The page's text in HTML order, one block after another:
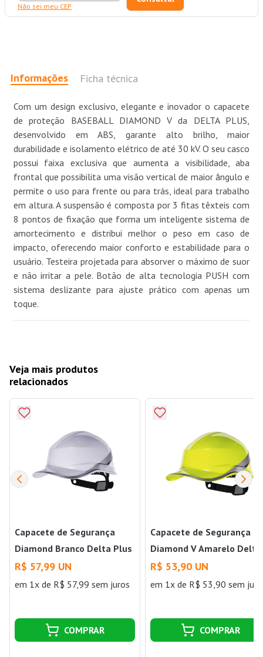
Não sei meu CEP
Informações Ficha técnica
Com um design exclusivo, elegante e inovador o capacete
de proteção BASEBALL DIAMOND V da DELTA PLUS,
desenvolvido em ABS, garante alto brilho, maior
durabilidade e isolamento elétrico de até 30 kV. O seu casco
possui faixa exclusiva que aumenta a visibilidade, aba
frontal que possibilita uma visão vertical de maior ângulo e
permite o uso para frente ou para trás, ideal para trabalho
em altura. A suspensão é composta por 3 fitas têxteis com
8 pontos de fixação que forma um inteligente sistema de
amortecimento e distribui melhor o peso em caso de
impacto, oferecendo maior conforto e estabilidade para o
usuário. Testeira projetada para absorver o máximo de suor
e não irritar a pele. Botão de alta tecnologia PUSH com
sistema deslizante para ajuste prático com apenas um
toque.
Veja mais produtos
relacionados
Capacete de Segurança
Diamond Branco Delta Plus
R$ 57,99 UN
em 1x de R$ 57,99 sem juros
COMPRAR
Capacete de Segurança
Diamond V Amarelo Delta
Plus
R$ 53,90 UN
em 1x de R$ 53,90 sem
COMPRAR